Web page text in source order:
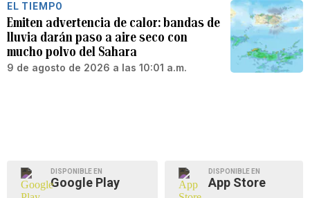
EL TIEMPO
Emiten advertencia de calor: bandas de
lluvia darán paso a aire seco con
mucho polvo del Sahara
9 de agosto de 2026 a las 10:01 a.m.
DISPONIBLE EN
Google Play
DISPONIBLE EN
App Store